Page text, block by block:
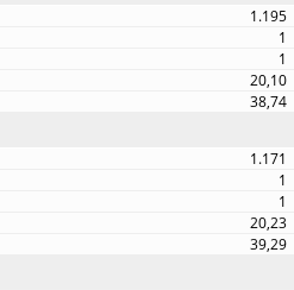
1.195
1
1
20,10
38,74
1.171
1
1
20,23
39,29